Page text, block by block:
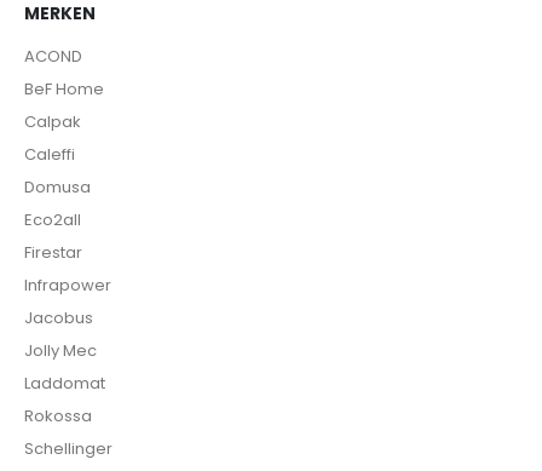
MERKEN
ACOND
BeF Home
Calpak
Caleffi
Domusa
Eco2all
Firestar
Infrapower
Jacobus
Jolly Mec
Laddomat
Rokossa
Schellinger